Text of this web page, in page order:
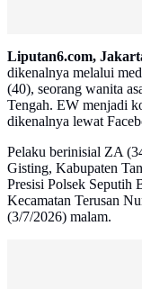
Liputan6.com,
dikenalnya melalui
(40), seorang wanita
Tengah. EW menjadi
dikenalnya lewat
Pelaku berinisial ZA
Gisting, Kabupaten
Presisi Polsek Seputih
Kecamatan Terusan
(3/7/2026) malam.